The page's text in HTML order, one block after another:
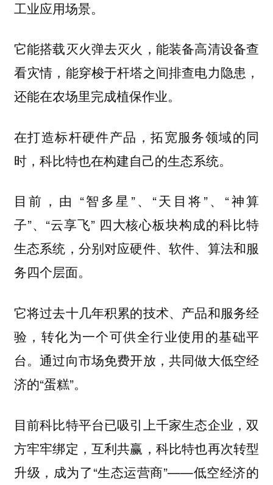
工业应用场景。
它能搭载灭火弹去灭火，能装备高清设备查
看灾情，能穿梭于杆塔之间排查电力隐患，
还能在农场里完成植保作业。
在打造标杆硬件产品，拓宽服务领域的同
时，科比特也在构建自己的生态系统。
目前，由 “智多星”、“天目将”、“神算
子”、“云享飞” 四大核心板块构成的科比特
生态系统，分别对应硬件、软件、算法和服
务四个层面。
它将过去十几年积累的技术、产品和服务经
验，转化为一个可供全行业使用的基础平
台。通过向市场免费开放，共同做大低空经
济的“蛋糕”。
目前科比特平台已吸引上千家生态企业，双
方牢牢绑定，互利共赢，科比特也再次转型
升级，成为了“生态运营商”——低空经济的